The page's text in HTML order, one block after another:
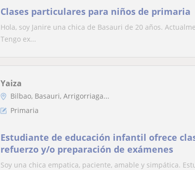
Clases particulares para niños de primaria
Hola, soy Janire una chica de Basauri de 20 años.
Tengo ex...
Yaiza
Bilbao, Basauri, Arrigorriaga...
Primaria
Estudiante de educación infantil ofrece
refuerzo y/o preparación de exámenes
Soy una chica empatica, paciente, amable y simpática.